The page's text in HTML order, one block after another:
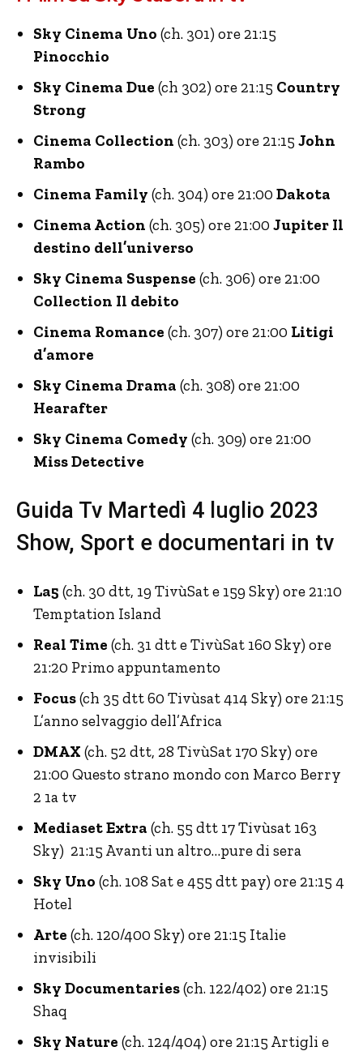
Sky Cinema Uno (ch. 301) ore 21:15
Pinocchio
Sky Cinema Due (ch 302) ore 21:15 Country
Strong
Cinema Collection (ch. 303) ore 21:15 John
Rambo
Cinema Family (ch. 304) ore 21:00 Dakota
Cinema Action (ch. 305) ore 21:00 Jupiter Il
destino dell’universo
Sky Cinema Suspense (ch. 306) ore 21:00
Collection Il debito
Cinema Romance (ch. 307) ore 21:00 Litigi
d’amore
Sky Cinema Drama (ch. 308) ore 21:00
Hearafter
Sky Cinema Comedy (ch. 309) ore 21:00
Miss Detective
Guida Tv Martedì 4 luglio 2023
Show, Sport e documentari in tv
La5 (ch. 30 dtt, 19 TivùSat e 159 Sky) ore 21:10
Temptation Island
Real Time (ch. 31 dtt e TivùSat 160 Sky) ore
21:20 Primo appuntamento
Focus(ch 35 dtt 60 Tivùsat 414 Sky) ore 21:15
L’anno selvaggio dell’Africa
DMAX (ch. 52 dtt, 28 TivùSat 170 Sky) ore
21:00 Questo strano mondo con Marco Berry
2 1a tv
Mediaset Extra (ch. 55 dtt 17 Tivùsat 163
Sky) 21:15 Avanti un altro…pure di sera
Sky Uno (ch. 108 Sat e 455 dtt pay) ore 21:15 4
Hotel
Arte (ch. 120/400 Sky) ore 21:15 Italie
invisibili
Sky Documentaries(ch. 122/402) ore 21:15
Shaq
Sky Nature (ch. 124/404) ore 21:15 Artigli e